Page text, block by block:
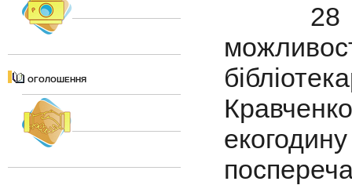
ОГОЛОШЕННЯ
28